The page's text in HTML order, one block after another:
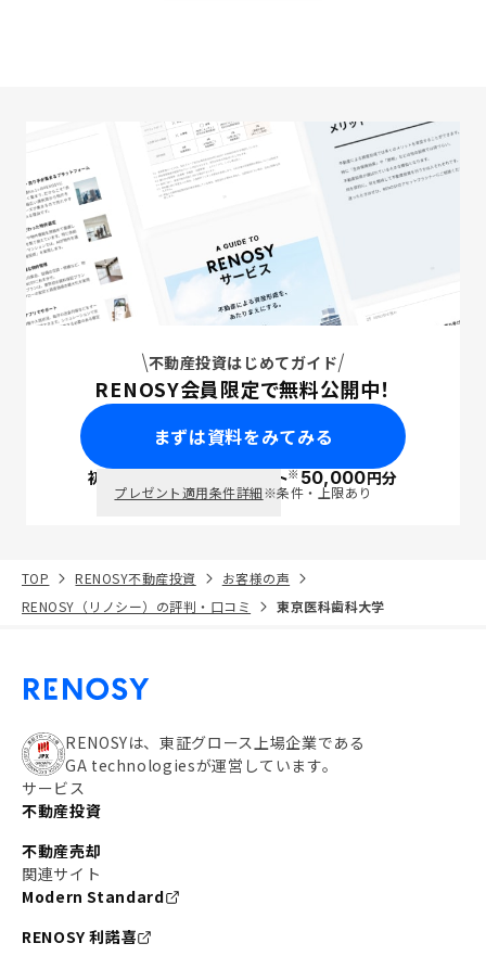
不動産投資はじめてガイド
RENOSY会員限定で無料公開中！
まずは資料をみてみる
初回面談で ポイント※50,000円分
プレゼント適用条件詳細※条件・上限あり
TOP RENOSY不動産投資
お客様の声
RENOSY（リノシー）の評判・口コミ
東京医科歯科大学
RENOSYは、東証グロース上場企業である
GA technologiesが運営しています。
サービス
不動産投資
不動産売却
関連サイト
Modern Standard
RENOSY 利諾喜